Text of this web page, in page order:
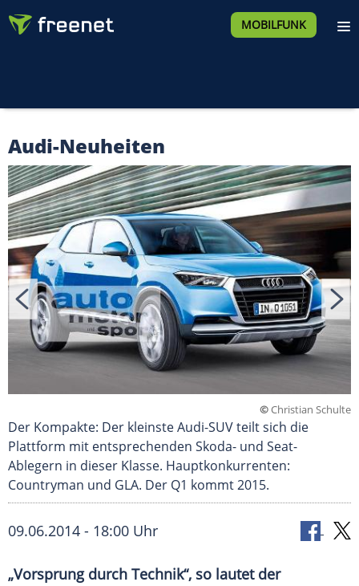
MOBILFUNK
Audi-Neuheiten
©Christian Schulte
Der Kompakte: Der kleinste Audi-SUV teilt sich die
Plattform mit entsprechenden Skoda- und Seat-
Ablegern in dieser Klasse. Hauptkonkurrenten:
Countryman und GLA. Der Q1 kommt 2015.
09.06.2014 - 18:00 Uhr
„Vorsprung durch Technik“, so lautet der